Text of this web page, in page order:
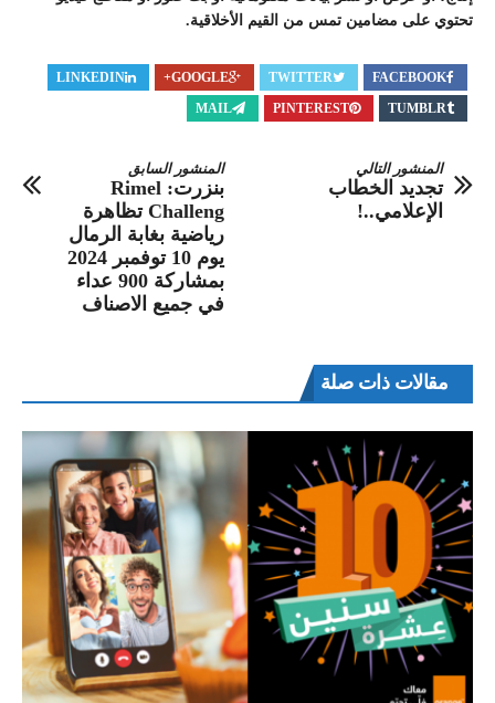
تحتوي على مضامين تمس من القيم الأخلاقية.
FACEBOOK
TWITTER
GOOGLE+
LINKEDIN
TUMBLR
PINTEREST
MAIL
المنشور السابق
بنزرت: Rimel
Challeng تظاهرة
رياضية بغابة الرمال
يوم 10 توفمبر 2024
بمشاركة 900 عداء
في جميع الاصناف
المنشور التالي
تجديد الخطاب
الإعلامي..!
مقالات ذات صلة